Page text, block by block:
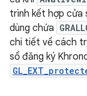
trình kết hợp cửa
dùng chứa
chi tiết về cách
sổ đăng ký